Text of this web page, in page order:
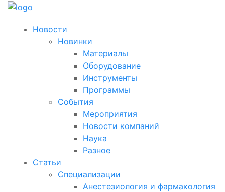
Новости
Новинки
Материалы
Оборудование
Инструменты
Программы
События
Мероприятия
Новости компаний
Наука
Разное
Статьи
Специализации
Анестезиология и фармакология